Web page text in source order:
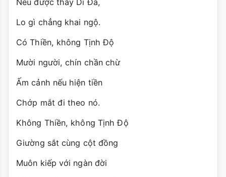
Lo gì chẳng khai ngộ.
Có Thiền, không Tịnh Ðộ
Mười người, chín chần chừ
Ấm cảnh nếu hiện tiền
Chớp mắt đi theo nó.
Không Thiền, không Tịnh Ðộ
Giường sắt cùng cột đồng
Muôn kiếp với ngàn đời